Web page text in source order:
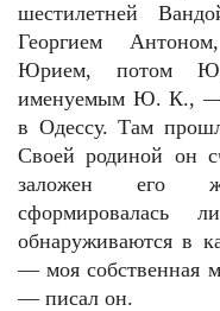
шестилетней
Георгием
Юрием, потом
именуемым Ю. К., —
в Одессу. Там
Своей родиной он
заложен его
сформировалась
обнаруживаются в
— моя собственная
— писал он.